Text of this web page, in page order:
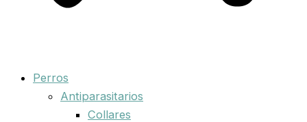
Perros
Antiparasitarios
Collares